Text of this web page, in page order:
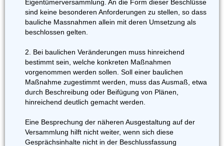
Eigentümerversammlung. An die Form dieser Beschlüsse
sind keine besonderen Anforderungen zu stellen, so dass
bauliche Massnahmen allein mit deren Umsetzung als
beschlossen gelten.
2. Bei baulichen Veränderungen muss hinreichend
bestimmt sein, welche konkreten Maßnahmen
vorgenommen werden sollen. Soll einer baulichen
Maßnahme zugestimmt werden, muss das Ausmaß, etwa
durch Beschreibung oder Beifügung von Plänen,
hinreichend deutlich gemacht werden.
Eine Besprechung der näheren Ausgestaltung auf der
Versammlung hilft nicht weiter, wenn sich diese
Gesprächsinhalte nicht in der Beschlussfassung